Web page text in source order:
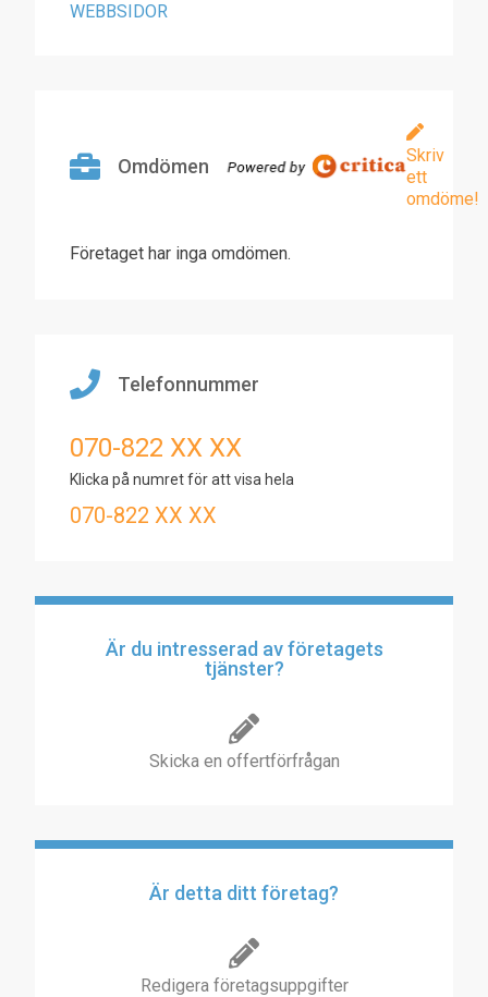
WEBBSIDOR
Omdömen
Skriv
ett
omdöme!
Företaget har inga omdömen.
Telefonnummer
070-822 XX XX
Klicka på numret för att visa hela
070-822 XX XX
Är du intresserad av företagets
tjänster?
Skicka en offertförfrågan
Är detta ditt företag?
Redigera företagsuppgifter